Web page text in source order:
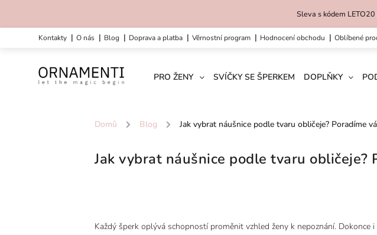
Sleva s kódem
kontakty o nás blog doprava a platba věrnostní program hodnocení obchodu oblíbené
PRO ŽENY SVÍČKY SE ŠPERKEM DOPLŇKY
Domů / Blog / Jak vybrat náušnice podle tvaru obličeje? Poradíme
Jak vybrat náušnice podle tvaru obličeje?
Každý šperk oplývá schopností proměnit vzhled ženy k nepoznání.